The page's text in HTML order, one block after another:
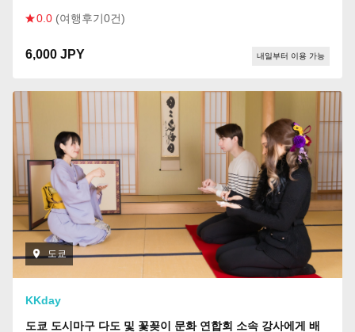
0.0 (여행후기0건)
6,000 JPY 내일부터 이용 가능
도쿄
KKday
도쿄 도시마구 다도 및 꽃꽂이 문화 연합회 소속 강사에게 배